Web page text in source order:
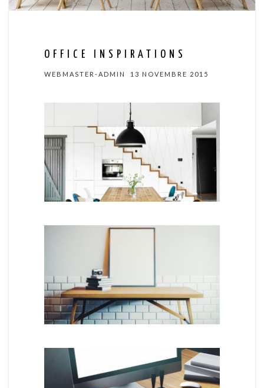
OFFICE INSPIRATIONS
WEBMASTER-ADMIN 13 NOVEMBRE 2015